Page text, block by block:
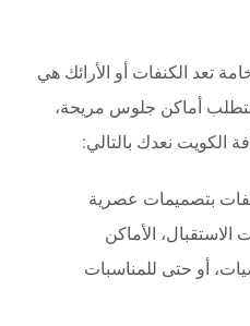
تعد الكنفات أو الأرائك هي
تتطلب أماكن جلوس مريحة،
الكويت نعدك بالتالي:
بتصميمات عصرية
الأماكن
أو حتى للمناسبات